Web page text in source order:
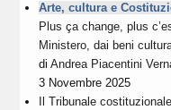
Arte, cultura e
Plus ça change, plus
Ministero, dai beni
diAndrea Piacentini
3 Novembre 2025
Il Tribunale